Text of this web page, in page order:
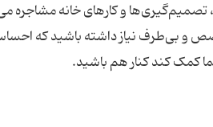
و کارهای خانه مشاجره
نیاز داشته باشید که